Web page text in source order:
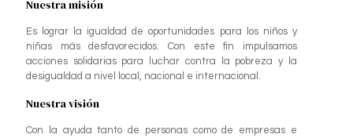
Nuestra misión
Es lograr la igualdad de oportunidades para los niños y
niñas más desfavorecidos. Con este fin impulsamos
acciones solidarias para luchar contra la pobreza y la
desigualdad a nivel local, nacional e internacional.
Nuestra visión
Con la ayuda tanto de personas como de empresas e